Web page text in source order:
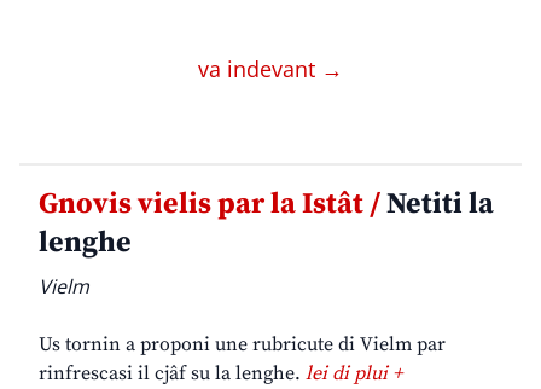
va indevant →
Gnovis vielis par la Istât /Netiti la
lenghe
Vielm
Us tornin a proponi une rubricute di Vielm par
rinfrescasi il cjâf su la lenghe. lei di plui +